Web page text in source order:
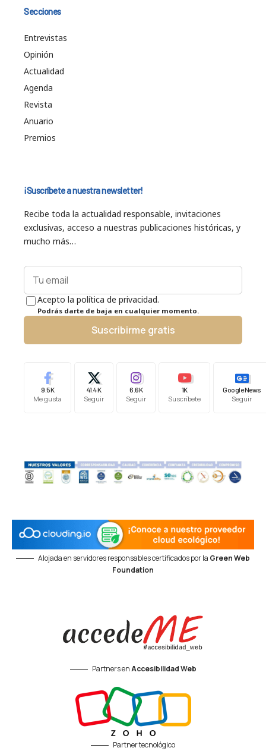
Secciones
Entrevistas
Opinión
Actualidad
Agenda
Revista
Anuario
Premios
¡Suscríbete a nuestra newsletter!
Recibe toda la actualidad responsable, invitaciones
exclusivas, acceso a nuestras publicaciones históricas, y
mucho más…
Acepto la política de privacidad.
Podrás darte de baja en cualquier momento.
Suscribirme gratis
9.5K
Me gusta
41.4K
Seguir
6.6K
Seguir
1K
Suscríbete
Google News
Seguir
Alojada en servidores responsables certificados por la Green Web
Foundation
Partners enAccesibilidad Web
Partner tecnológico